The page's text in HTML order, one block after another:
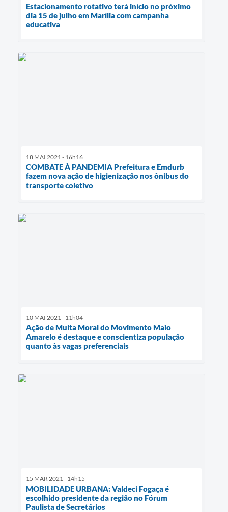
Estacionamento rotativo terá início no próximo
dia 15 de julho em Marília com campanha
educativa
18 MAI 2021 - 16h16
COMBATE À PANDEMIA Prefeitura e Emdurb
fazem nova ação de higienização nos ônibus do
transporte coletivo
10 MAI 2021 - 11h04
Ação de Multa Moral do Movimento Maio
Amarelo é destaque e conscientiza população
quanto às vagas preferenciais
15 MAR 2021 - 14h15
MOBILIDADE URBANA: Valdeci Fogaça é
escolhido presidente da região no Fórum
Paulista de Secretários